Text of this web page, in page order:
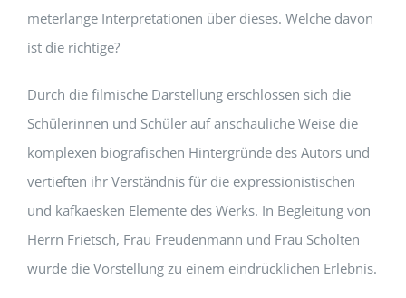
meterlange Interpretationen über dieses. Welche davon
ist die richtige?
Durch die filmische Darstellung erschlossen sich die
Schülerinnen und Schüler auf anschauliche Weise die
komplexen biografischen Hintergründe des Autors und
vertieften ihr Verständnis für die expressionistischen
und kafkaesken Elemente des Werks. In Begleitung von
Herrn Frietsch, Frau Freudenmann und Frau Scholten
wurde die Vorstellung zu einem eindrücklichen Erlebnis.